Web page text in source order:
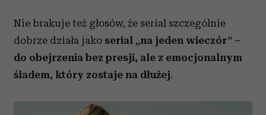
Nie brakuje też głosów, że serial szczególnie
dobrze działa jako serial „na jeden wieczór” –
do obejrzenia bez presji, ale z emocjonalnym
śladem, który zostaje na dłużej.